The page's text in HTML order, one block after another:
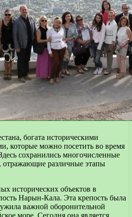
богата историческими
которые можно посетить во время
сохранились многочисленные
отражающие различные этапы
исторических объектов в
Нарын-Кала. Эта крепость была
важной оборонительной
море. Сегодня она является